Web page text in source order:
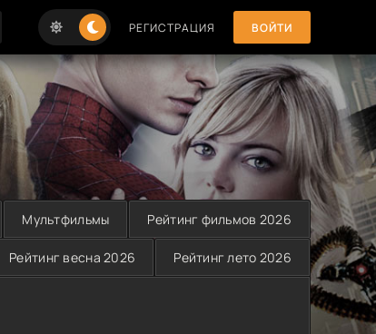
РЕГИСТРАЦИЯ ВОЙТИ
Мультфильмы Рейтинг фильмов 2026
Рейтинг весна 2026 Рейтинг лето 2026